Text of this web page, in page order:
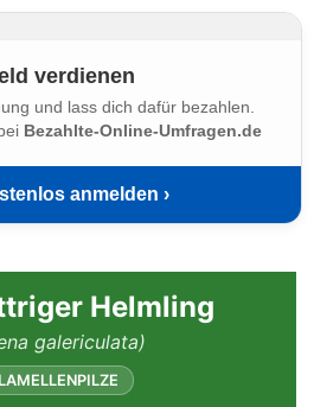
verdienen
und lass dich dafür bezahlen.
Bezahlte-Online-Umfragen.de
anmelden ›
Helmling
galericulata)